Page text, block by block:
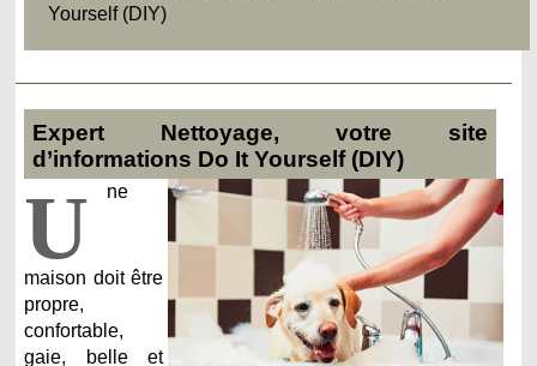
Yourself (DIY)
Expert Nettoyage, votre site
d’informations Do It Yourself (DIY)
U ne
maison doit être
propre,
confortable,
gaie, belle et